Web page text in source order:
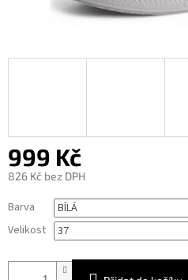
999 Kč
826 Kč bez DPH
cena:
Barva
Velikost